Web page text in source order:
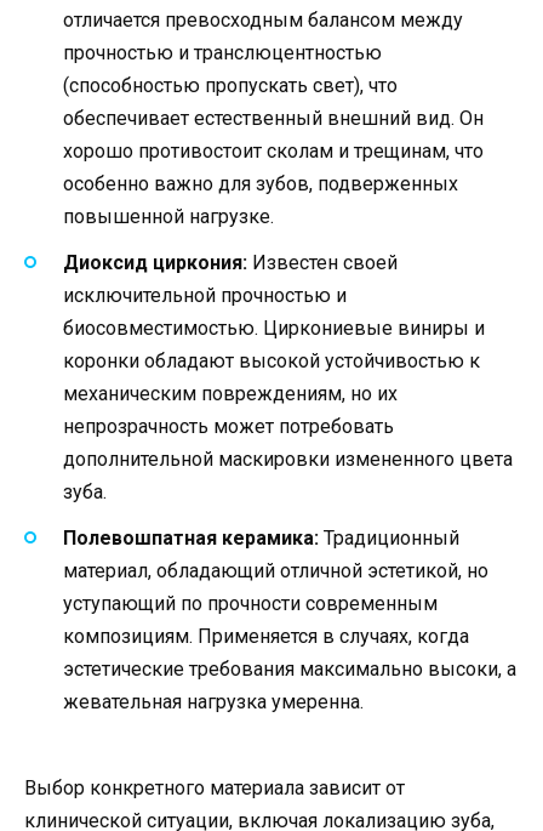
отличается превосходным балансом между
прочностью и транслюцентностью
(способностью пропускать свет), что
обеспечивает естественный внешний вид. Он
хорошо противостоит сколам и трещинам, что
особенно важно для зубов, подверженных
повышенной нагрузке.
Диоксид циркония: Известен своей
исключительной прочностью и
биосовместимостью. Циркониевые виниры и
коронки обладают высокой устойчивостью к
механическим повреждениям, но их
непрозрачность может потребовать
дополнительной маскировки измененного цвета
зуба.
Полевошпатная керамика: Традиционный
материал, обладающий отличной эстетикой, но
уступающий по прочности современным
композициям. Применяется в случаях, когда
эстетические требования максимально высоки, а
жевательная нагрузка умеренна.
Выбор конкретного материала зависит от
клинической ситуации, включая локализацию зуба,